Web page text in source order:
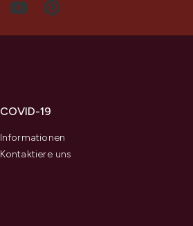
COVID-19
Informationen
Kontaktiere uns